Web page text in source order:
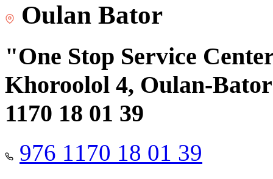
Oulan Bator
"One Stop Service
Khoroolol 4, Oulan-
1170 18 01 39
976 1170 18 01 39